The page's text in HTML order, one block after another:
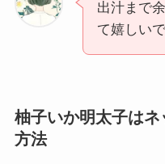
出汁まで
て嬉しい
柚子いか明太子は
方法